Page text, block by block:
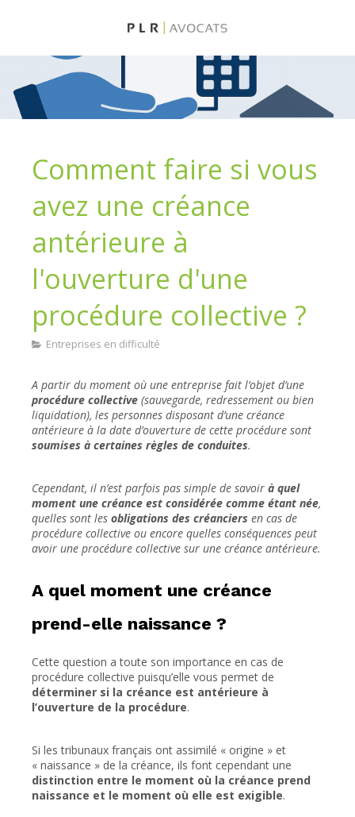
Comment faire si vous
avez une créance
antérieure à
l'ouverture d'une
procédure collective ?
Entreprises en difficulté
A partir du moment où une entreprise fait l’objet d’une
procédure collective (sauvegarde, redressement ou bien
liquidation), les personnes disposant d’une créance
antérieure à la date d’ouverture de cette procédure sont
soumises à certaines règles de conduites.
Cependant, il n’est parfois pas simple de savoir à quel
moment une créance est considérée comme étant née,
quelles sont les obligations des créanciers en cas de
procédure collective ou encore quelles conséquences peut
avoir une procédure collective sur une créance antérieure.
A quel moment une créance
prend-elle naissance ?
Cette question a toute son importance en cas de
procédure collective puisqu’elle vous permet de
déterminer si la créance est antérieure à
l’ouverture de la procédure.
Si les tribunaux français ont assimilé « origine » et
« naissance » de la créance, ils font cependant une
distinction entre le moment où la créance prend
naissance et le moment où elle est exigible.